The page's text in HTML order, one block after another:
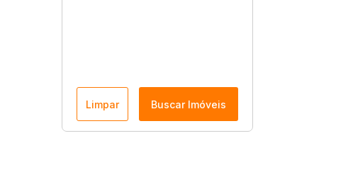
Limpar Buscar Imóveis